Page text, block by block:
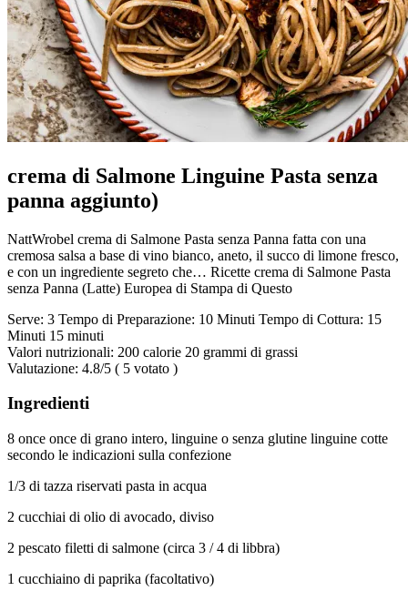
crema di Salmone Linguine Pasta senza
panna aggiunto)
NattWrobel crema di Salmone Pasta senza Panna fatta con una
cremosa salsa a base di vino bianco, aneto, il succo di limone fresco,
e con un ingrediente segreto che… Ricette crema di Salmone Pasta
senza Panna (Latte) Europea di Stampa di Questo
Serve: 3 Tempo di Preparazione: 10 Minuti Tempo di Cottura: 15
Minuti 15 minuti
Valori nutrizionali: 200 calorie 20 grammi di grassi
Valutazione: 4.8/5 ( 5 votato )
Ingredienti
8 once once di grano intero, linguine o senza glutine linguine cotte
secondo le indicazioni sulla confezione
1/3 di tazza riservati pasta in acqua
2 cucchiai di olio di avocado, diviso
2 pescato filetti di salmone (circa 3 / 4 di libbra)
1 cucchiaino di paprika (facoltativo)